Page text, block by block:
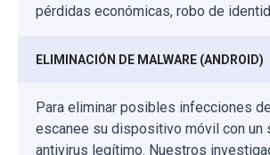
pérdidas económicas, robo de
ELIMINACIÓN DE MALWARE (ANDROID)
Para eliminar posibles infecciones
escanee su dispositivo móvil con un
antivirus legítimo. Nuestros